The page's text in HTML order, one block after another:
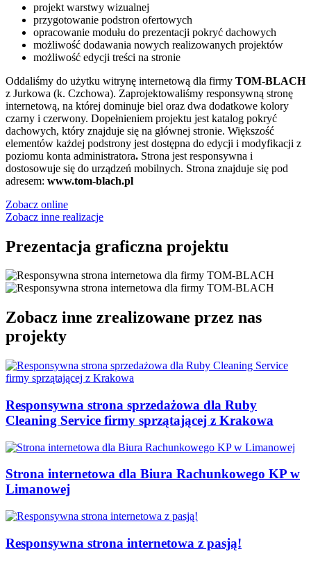
projekt warstwy wizualnej
przygotowanie podstron ofertowych
opracowanie modułu do prezentacji pokryć dachowych
możliwość dodawania nowych realizowanych projektów
możliwość edycji treści na stronie
Oddaliśmy do użytku witrynę internetową dla firmy TOM-BLACH
z Jurkowa (k. Czchowa). Zaprojektowaliśmy responsywną stronę
internetową, na której dominuje biel oraz dwa dodatkowe kolory
czarny i czerwony. Dopełnieniem projektu jest katalog pokryć
dachowych, który znajduje się na głównej stronie. Większość
elementów każdej podstrony jest dostępna do edycji i modyfikacji z
poziomu konta administratora. Strona jest responsywna i
dostosowuje się do urządzeń mobilnych. Strona znajduje się pod
adresem: www.tom-blach.pl
Zobacz online
Zobacz inne realizacje
Prezentacja graficzna projektu
Zobacz inne zrealizowane przez nas
projekty
Responsywna strona sprzedażowa dla Ruby
Cleaning Service firmy sprzątającej z Krakowa
Strona internetowa dla Biura Rachunkowego KP w
Limanowej
Responsywna strona internetowa z pasją!